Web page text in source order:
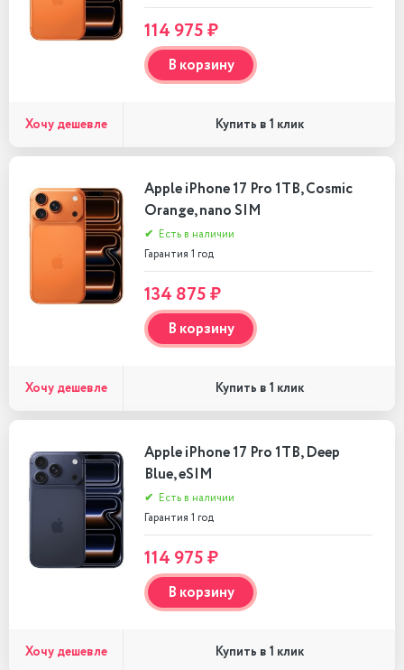
114 975 ₽
В корзину
Хочу дешевле Купить в 1 клик
Apple iPhone 17 Pro 1TB, Cosmic
Orange, nano SIM
✔ Есть в наличии
Гарантия 1 год
134 875 ₽
В корзину
Хочу дешевле Купить в 1 клик
Apple iPhone 17 Pro 1TB, Deep
Blue, eSIM
✔ Есть в наличии
Гарантия 1 год
114 975 ₽
В корзину
Хочу дешевле Купить в 1 клик